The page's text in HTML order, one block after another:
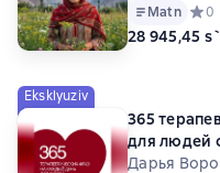
Matn
0
28 945,45
Eksklyuziv
365
для людей
Дарья